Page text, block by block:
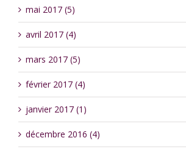
mai 2017 (5)
avril 2017 (4)
mars 2017 (5)
février 2017 (4)
janvier 2017 (1)
décembre 2016 (4)